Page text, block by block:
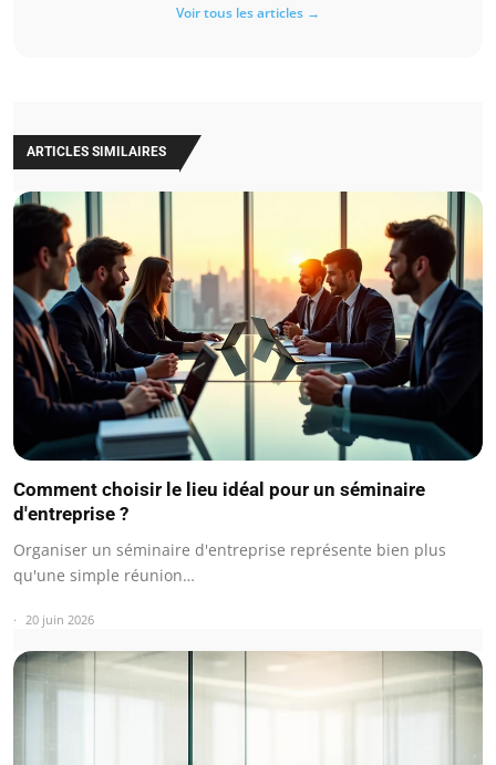
Voir tous les articles →
ARTICLES SIMILAIRES
Comment choisir le lieu idéal pour un séminaire
d'entreprise ?
Organiser un séminaire d'entreprise représente bien plus
qu'une simple réunion…
20 juin 2026